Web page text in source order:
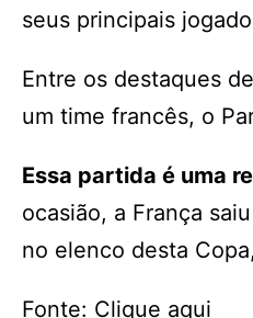
seus principais
Entre os destaques
um time francês, o
Essa partida é uma
ocasião, a França
no elenco desta
Fonte: Clique aqui